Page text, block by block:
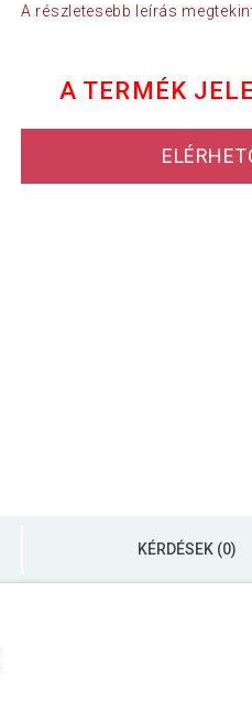
A részletesebb leírás
A TERMÉK
KÉRDÉSEK (0)